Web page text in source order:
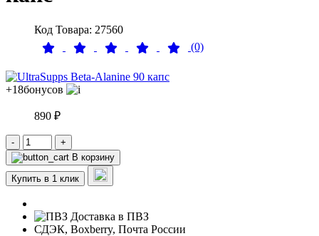
Код Товара: 27560
(0)
+18бонусов
890 ₽
-
+
В корзину
Купить в 1 клик
Доставка в ПВЗ
СДЭК, Boxberry, Почта России